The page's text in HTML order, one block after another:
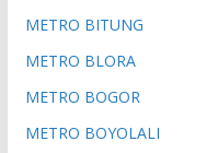
METRO BITUNG
METRO BLORA
METRO BOGOR
METRO BOYOLALI